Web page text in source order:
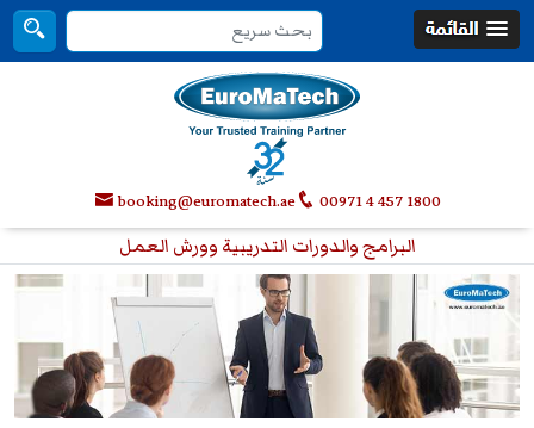
00971 4 457 1800
booking@euromatech.ae
البرامج والدورات التدريبية وورش العمل